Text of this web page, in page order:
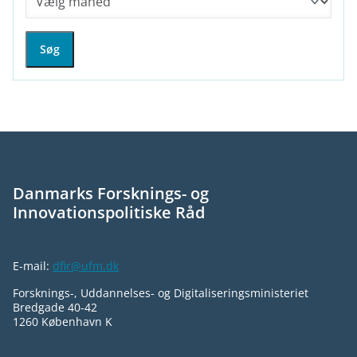
Søg
Danmarks Forsknings- og
Innovationspolitiske Råd
E-mail: dfir@ufm.dk
Forsknings-, Uddannelses- og Digitaliseringsministeriet
Bredgade 40-42
1260 København K